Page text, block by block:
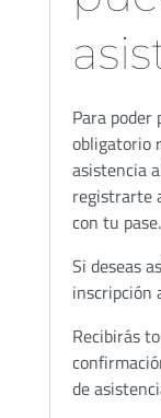
Para
obligatorio
asistencia
registrarte
con tu pase.
Si deseas
inscripción
Recibirás
de